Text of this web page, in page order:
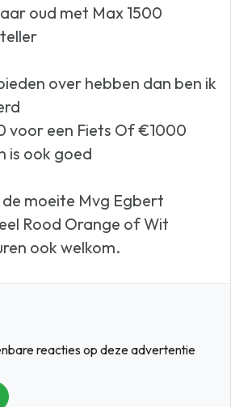
oud met Max 1500
over hebben dan ben ik
voor een Fiets Of €1000
is ook goed
moeite Mvg Egbert
Rood Orange of Wit
ook welkom.
reacties op deze advertentie